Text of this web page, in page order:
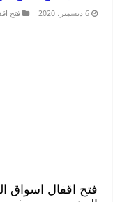
6 ديسمبر، 2020 فتح
فتح اقفال اسواق